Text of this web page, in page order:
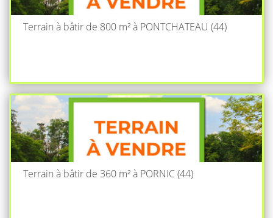
Terrain à bâtir de 800 m² à PONTCHATEAU (44)
Terrain à bâtir de 360 m² à PORNIC (44)